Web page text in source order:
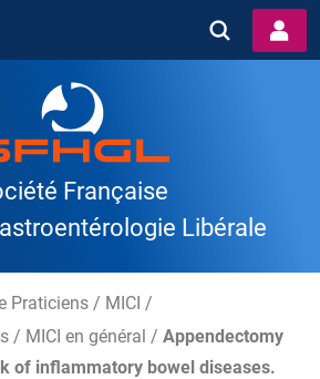
Française
Libérale
Praticiens / MICI /
/ MICI en général /Appendectomy
of inflammatory bowel diseases.